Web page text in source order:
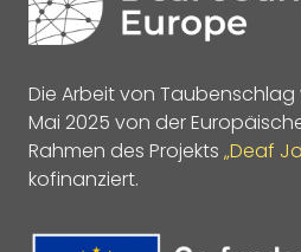
Die Arbeit von Taubenschlag
Mai 2025 von der
Rahmen des Projekts „Deaf
kofinanziert.